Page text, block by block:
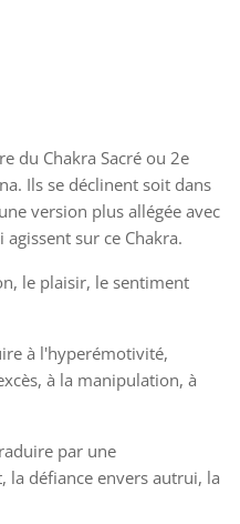
du Chakra Sacré ou 2e
Ils se déclinent soit dans
version plus allégée avec
sur ce Chakra.
le plaisir, le sentiment
à l'hyperémotivité,
à la manipulation, à
par une
la défiance envers autrui, la